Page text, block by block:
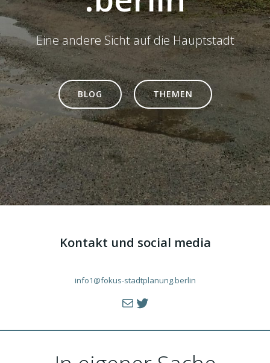
Eine andere Sicht auf die Hauptstadt
BLOG THEMEN
Kontakt und social media
info1@fokus-stadtplanung.berlin
E-Mailfokus-stadtplanung.berlin